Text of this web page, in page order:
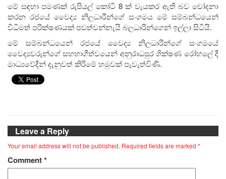
මේ සඳහා පමණක් රුපියල් කෝටි 8 ක් වැයකර ඇති බව චෝදනා
කරන රජයේ වෛද්‍ය නිලධාරීන්ගේ සංගමය මේ සම්බන්ධයෙන්
විධිමත් පරික්ෂණයක් පවත්වන්නැයි බලධාරින්ගෙන් ඉල්ලා සිටියි.
මේ සම්බන්ධයෙන් රජයේ වෛද්‍ය නිලධාරීන්ගේ සංගමයේ
වෛද්‍යවරුන්ගේ සහභාගීත්වයෙන් අනුරාධපුර ශික්ෂණ රෝහලේ දී
මාධ්‍යවේදීන් දැනුවත් කිරිමේ හමුවක් පැවැත්විණි.
Leave a Reply
Your email address will not be published. Required fields are marked *
Comment*